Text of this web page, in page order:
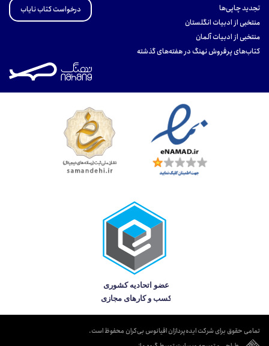
تجدید چاپی‌ها
منتخبی از ادبیات انگلستان
منتخبی از ادبیات آلمان
کتاب‌های پرفروش نهنگ در هفته‌های گذشته
درخواست کتاب نایاب
تمامی حقوق برای شرکت ایده‌پردازان اقیانوس بی‌کران محفوظ است.